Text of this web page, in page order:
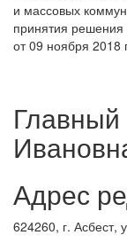
и массовых
принятия
от 09 ноября 2018
Главный
Адрес
624260, г. Асбест,